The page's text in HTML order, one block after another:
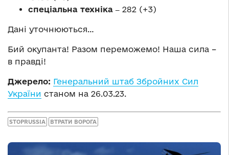
спеціальна техніка ‒ 282 (+3)
Дані уточнюються…
Бий окупанта! Разом переможемо! Наша сила –
в правді!
Джерело: Генеральний штаб Збройних Сил
України станом на 26.03.23.
STOPRUSSIA ВТРАТИ ВОРОГА